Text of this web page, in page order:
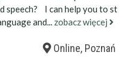
speech? I can help you to st
and... zobacz więcej
Online, Poznań